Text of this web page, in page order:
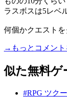
ラスボスは5レベ
何個かクエスト
→もっとコメント
似た無料ゲ
#RPG ツク